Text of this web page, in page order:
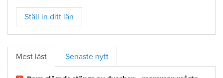
Ställ in ditt län
Mest läst Senaste nytt